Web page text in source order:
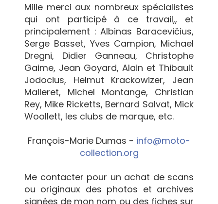
Mille merci aux nombreux spécialistes
qui ont participé à ce travail,, et
principalement : Albinas Baracevičius,
Serge Basset, Yves Campion, Michael
Dregni, Didier Ganneau, Christophe
Gaime, Jean Goyard, Alain et Thibault
Jodocius, Helmut Krackowizer, Jean
Malleret, Michel Montange, Christian
Rey, Mike Ricketts, Bernard Salvat, Mick
Woollett, les clubs de marque, etc.
François-Marie Dumas - info@moto-
collection.org
Me contacter pour un achat de scans
ou originaux des photos et archives
signées de mon nom ou des fiches sur